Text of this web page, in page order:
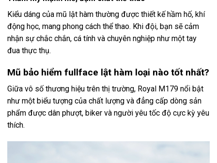
Kiểu dáng của mũ lật hàm thường được thiết kế hầm hố, khí
động học, mang phong cách thể thao. Khi đội, bạn sẽ cảm
nhận sự chắc chắn, cá tính và chuyên nghiệp như một tay
đua thực thụ.
Mũ bảo hiểm fullface lật hàm loại nào tốt nhất?
Giữa vô số thương hiệu trên thị trường, Royal M179 nổi bật
như một biểu tượng của chất lượng và đẳng cấp dòng sản
phẩm được dân phượt, biker và người yêu tốc độ cực kỳ yêu
thích.